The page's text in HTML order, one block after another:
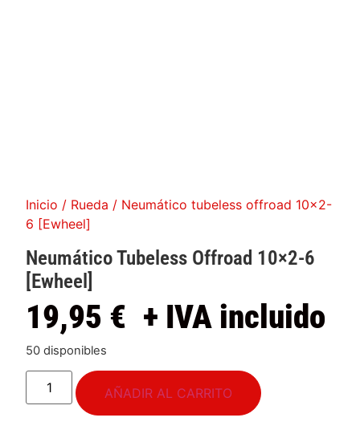
Inicio / Rueda / Neumático tubeless offroad 10×2-
6 [Ewheel]
Neumático Tubeless Offroad 10×2-6
[Ewheel]
19,95 € + IVA incluido
50 disponibles
AÑADIR AL CARRITO